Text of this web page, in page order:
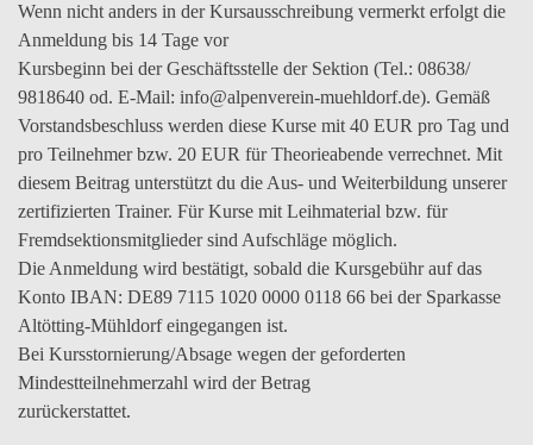
Wenn nicht anders in der Kursausschreibung vermerkt erfolgt die
Anmeldung bis 14 Tage vor
Kursbeginn bei der Geschäftsstelle der Sektion (Tel.: 08638/
9818640 od. E-Mail: info@alpenverein-muehldorf.de). Gemäß
Vorstandsbeschluss werden diese Kurse mit 40 EUR pro Tag und
pro Teilnehmer bzw. 20 EUR für Theorieabende verrechnet. Mit
diesem Beitrag unterstützt du die Aus- und Weiterbildung unserer
zertifizierten Trainer. Für Kurse mit Leihmaterial bzw. für
Fremdsektionsmitglieder sind Aufschläge möglich.
Die Anmeldung wird bestätigt, sobald die Kursgebühr auf das
Konto IBAN: DE89 7115 1020 0000 0118 66 bei der Sparkasse
Altötting-Mühldorf eingegangen ist.
Bei Kursstornierung/Absage wegen der geforderten
Mindestteilnehmerzahl wird der Betrag
zurückerstattet.